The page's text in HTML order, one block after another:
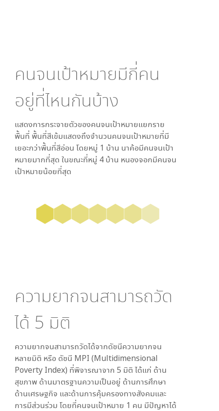
คนจนเป้าหมายมีกี่คน
อยู่ที่ไหนกันบ้าง
แสดงการกระจายตัวของคนจนเป้าหมายแยกราย
พื้นที่ พื้นที่สีเข้มแสดงถึงจำนวนคนจนเป้าหมายที่มี
เยอะกว่าพื้นที่สีอ่อน โดยหมู่ 1 บ้าน นาค้อมีคนจนเป้า
หมายมากที่สุด ในขณะที่หมู่ 4 บ้าน หนองจอกมีคนจน
เป้าหมายน้อยที่สุด
ความยากจนสามารถวัด
ได้ 5 มิติ
ความยากจนสามารถวัดได้จากดัชนีความยากจน
หลายมิติ หรือ ดัชนี MPI (Multidimensional
Poverty Index) ที่พิจารณาจาก 5 มิติ ได้แก่ ด้าน
สุขภาพ ด้านมาตรฐานความเป็นอยู่ ด้านการศึกษา
ด้านเศรษฐกิจ และด้านการคุ้มครองทางสังคมและ
การมีส่วนร่วม โดยที่คนจนเป้าหมาย 1 คน มีปัญหาได้